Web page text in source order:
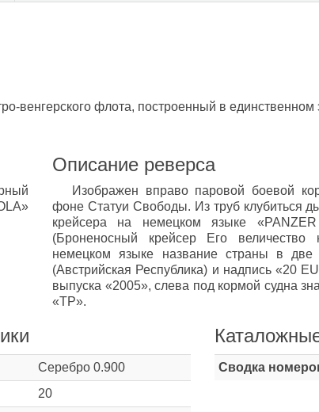
венгерского флота, построенный в
Описание реверса
Изображен вправо паровой боевой
фоне Статуи Свободы. Из труб клубиться
крейсера на немецком языке
(Броненосный крейсер Его
немецком языке название страны в две
(Австрийская Республика) и надпись «20
выпуска «2005», слева под кормой судна
«TP».
Серебро 0.900
20
Сводка